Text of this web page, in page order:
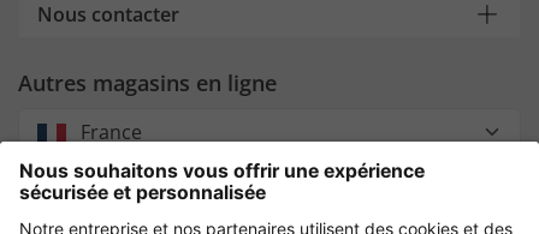
Nous contacter
Autres magasins en ligne
France
Payment and Delivery